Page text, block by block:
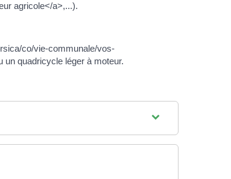
agricole</a>,...).
co/vie-communale/vos-
quadricycle léger à moteur.